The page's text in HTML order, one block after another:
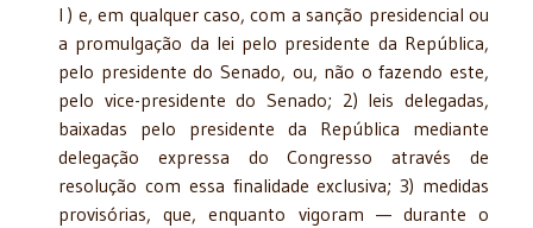
I ) e, em qualquer caso, com a sanção presidencial ou
a promulgação da lei pelo presidente da República,
pelo presidente do Senado, ou, não o fazendo este,
pelo vice-presidente do Senado; 2) leis delegadas,
baixadas pelo presidente da República mediante
delegação expressa do Congresso através de
resolução com essa finalidade exclusiva; 3) medidas
provisórias, que, enquanto vigoram — durante o